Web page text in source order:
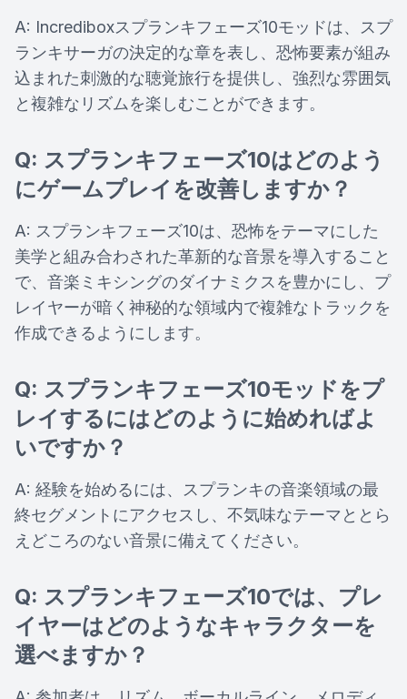
A: Incrediboxスプランキフェーズ10モッドは、スプ
ランキサーガの決定的な章を表し、恐怖要素が組み
込まれた刺激的な聴覚旅行を提供し、強烈な雰囲気
と複雑なリズムを楽しむことができます。
Q: スプランキフェーズ10はどのよう
にゲームプレイを改善しますか？
A: スプランキフェーズ10は、恐怖をテーマにした
美学と組み合わされた革新的な音景を導入すること
で、音楽ミキシングのダイナミクスを豊かにし、プ
レイヤーが暗く神秘的な領域内で複雑なトラックを
作成できるようにします。
Q: スプランキフェーズ10モッドをプ
レイするにはどのように始めればよ
いですか？
A: 経験を始めるには、スプランキの音楽領域の最
終セグメントにアクセスし、不気味なテーマととら
えどころのない音景に備えてください。
Q: スプランキフェーズ10では、プレ
イヤーはどのようなキャラクターを
選べますか？